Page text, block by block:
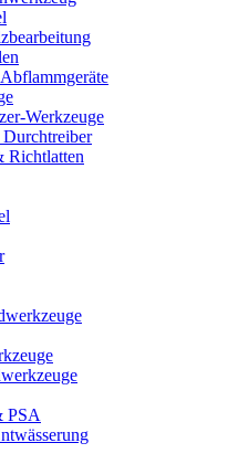
Werkzeuge
Richtlatten
PSA